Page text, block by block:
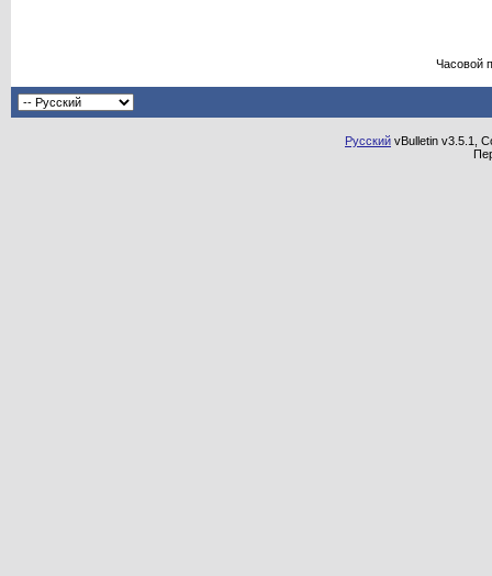
Часовой
Русский vBulletin v3.5.1,